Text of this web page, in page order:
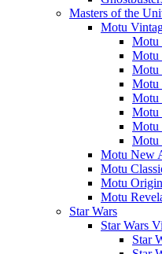
Masters of the
Motu
Motu
Motu
Motu
Motu
Motu
Motu
Motu
Motu
Motu New
Motu
Motu
Motu
Star Wars
Star Wars
Star